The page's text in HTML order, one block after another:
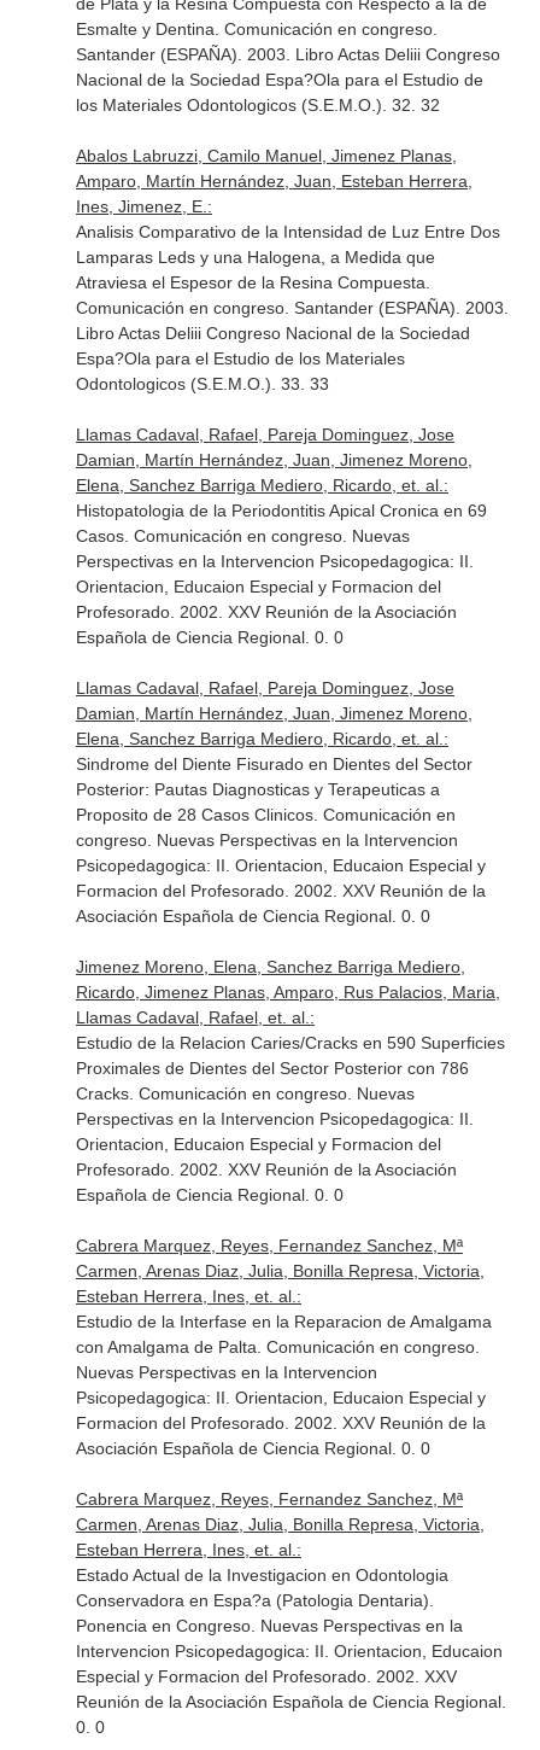
Esmalte y Dentina. Comunicación en congreso.
Santander (ESPAÑA). 2003. Libro Actas Deliii Congreso
Nacional de la Sociedad Espa?Ola para el Estudio de
los Materiales Odontologicos (S.E.M.O.). 32. 32
Abalos Labruzzi, Camilo Manuel, Jimenez Planas,
Amparo, Martín Hernández, Juan, Esteban Herrera,
Ines, Jimenez, E.:
Analisis Comparativo de la Intensidad de Luz Entre Dos
Lamparas Leds y una Halogena, a Medida que
Atraviesa el Espesor de la Resina Compuesta.
Comunicación en congreso. Santander (ESPAÑA). 2003.
Libro Actas Deliii Congreso Nacional de la Sociedad
Espa?Ola para el Estudio de los Materiales
Odontologicos (S.E.M.O.). 33. 33
Llamas Cadaval, Rafael, Pareja Dominguez, Jose
Damian, Martín Hernández, Juan, Jimenez Moreno,
Elena, Sanchez Barriga Mediero, Ricardo, et. al.:
Histopatologia de la Periodontitis Apical Cronica en 69
Casos. Comunicación en congreso. Nuevas
Perspectivas en la Intervencion Psicopedagogica: II.
Orientacion, Educaion Especial y Formacion del
Profesorado. 2002. XXV Reunión de la Asociación
Española de Ciencia Regional. 0. 0
Llamas Cadaval, Rafael, Pareja Dominguez, Jose
Damian, Martín Hernández, Juan, Jimenez Moreno,
Elena, Sanchez Barriga Mediero, Ricardo, et. al.:
Sindrome del Diente Fisurado en Dientes del Sector
Posterior: Pautas Diagnosticas y Terapeuticas a
Proposito de 28 Casos Clinicos. Comunicación en
congreso. Nuevas Perspectivas en la Intervencion
Psicopedagogica: II. Orientacion, Educaion Especial y
Formacion del Profesorado. 2002. XXV Reunión de la
Asociación Española de Ciencia Regional. 0. 0
Jimenez Moreno, Elena, Sanchez Barriga Mediero,
Ricardo, Jimenez Planas, Amparo, Rus Palacios, Maria,
Llamas Cadaval, Rafael, et. al.:
Estudio de la Relacion Caries/Cracks en 590 Superficies
Proximales de Dientes del Sector Posterior con 786
Cracks. Comunicación en congreso. Nuevas
Perspectivas en la Intervencion Psicopedagogica: II.
Orientacion, Educaion Especial y Formacion del
Profesorado. 2002. XXV Reunión de la Asociación
Española de Ciencia Regional. 0. 0
Cabrera Marquez, Reyes, Fernandez Sanchez, Mª
Carmen, Arenas Diaz, Julia, Bonilla Represa, Victoria,
Esteban Herrera, Ines, et. al.:
Estudio de la Interfase en la Reparacion de Amalgama
con Amalgama de Palta. Comunicación en congreso.
Nuevas Perspectivas en la Intervencion
Psicopedagogica: II. Orientacion, Educaion Especial y
Formacion del Profesorado. 2002. XXV Reunión de la
Asociación Española de Ciencia Regional. 0. 0
Cabrera Marquez, Reyes, Fernandez Sanchez, Mª
Carmen, Arenas Diaz, Julia, Bonilla Represa, Victoria,
Esteban Herrera, Ines, et. al.:
Estado Actual de la Investigacion en Odontologia
Conservadora en Espa?a (Patologia Dentaria).
Ponencia en Congreso. Nuevas Perspectivas en la
Intervencion Psicopedagogica: II. Orientacion, Educaion
Especial y Formacion del Profesorado. 2002. XXV
Reunión de la Asociación Española de Ciencia Regional.
0. 0